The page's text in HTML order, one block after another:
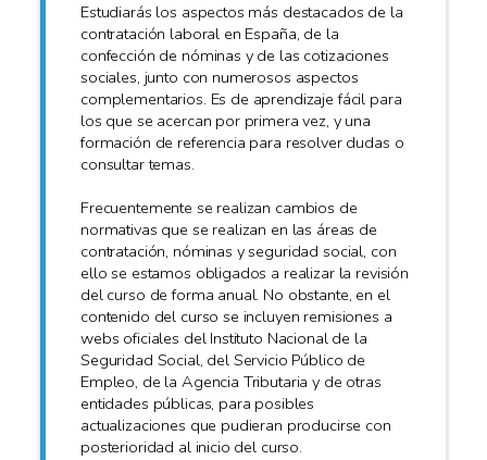
Estudiarás los aspectos más destacados de la
contratación laboral en España, de la
confección de nóminas y de las cotizaciones
sociales, junto con numerosos aspectos
complementarios. Es de aprendizaje fácil para
los que se acercan por primera vez, y una
formación de referencia para resolver dudas o
consultar temas.
Frecuentemente se realizan cambios de
normativas que se realizan en las áreas de
contratación, nóminas y seguridad social, con
ello se estamos obligados a realizar la revisión
del curso de forma anual. No obstante, en el
contenido del curso se incluyen remisiones a
webs oficiales del Instituto Nacional de la
Seguridad Social, del Servicio Público de
Empleo, de la Agencia Tributaria y de otras
entidades públicas, para posibles
actualizaciones que pudieran producirse con
posterioridad al inicio del curso.